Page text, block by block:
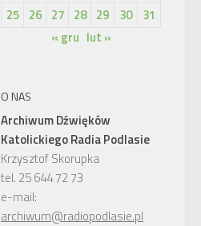
25 26 27 28 29 30
31
« gru lut »
O NAS
Archiwum Dźwięków
Katolickiego Radia Podlasie
Krzysztof Skorupka
tel. 25 644 72 73
e-mail:
archiwum@radiopodlasie.pl